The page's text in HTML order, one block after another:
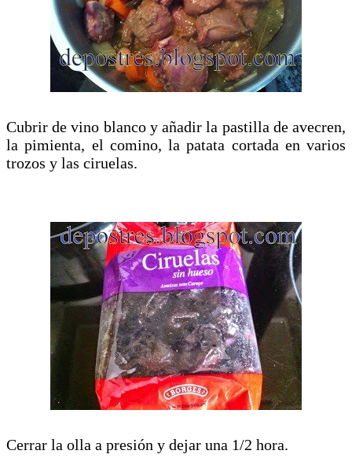
Cubrir de vino blanco y añadir la pastilla de avecren,
la pimienta, el comino, la patata cortada en varios
trozos y las ciruelas.
Cerrar la olla a presión y dejar una 1/2 hora.